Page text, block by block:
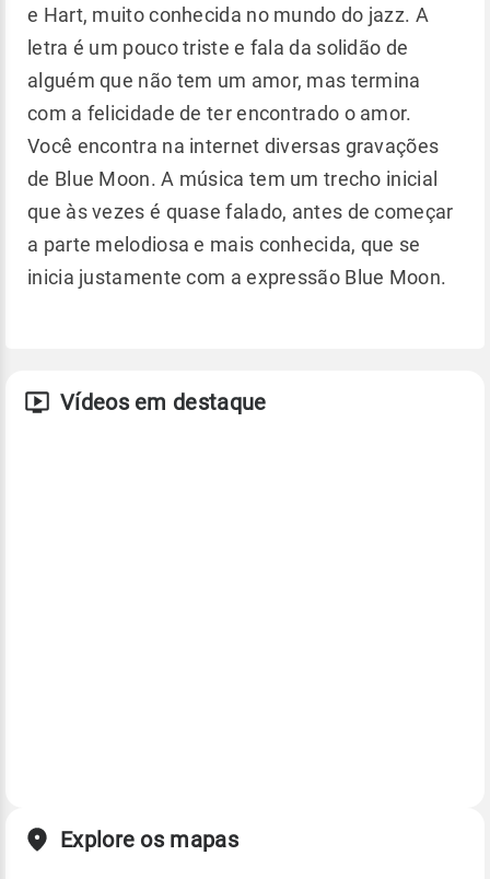
e Hart, muito conhecida no mundo do jazz. A
letra é um pouco triste e fala da solidão de
alguém que não tem um amor, mas termina
com a felicidade de ter encontrado o amor.
Você encontra na internet diversas gravações
de Blue Moon. A música tem um trecho inicial
que às vezes é quase falado, antes de começar
a parte melodiosa e mais conhecida, que se
inicia justamente com a expressão Blue Moon.
Vídeos em destaque
Explore os mapas